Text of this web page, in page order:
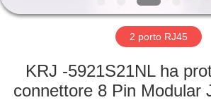
CIRCA
GIRO
2 porto RJ45
KRJ -5921S21NL ha
connettore 8 Pin Modular